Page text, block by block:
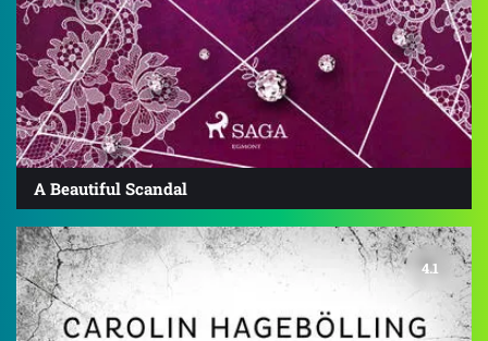
A Beautiful Scandal
4.1